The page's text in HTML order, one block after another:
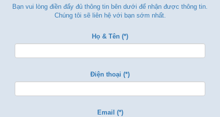
Bạn vui lòng điền đẩy đủ thông tin bên dưới để nhận được thông tin.
Chúng tôi sẽ liên hệ với bạn sớm nhất.
Họ & Tên (*)
Điện thoại (*)
Email (*)